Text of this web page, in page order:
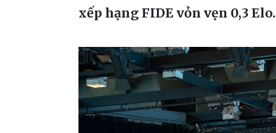
xếp hạng FIDE vỏn vẹn 0,3 Elo.